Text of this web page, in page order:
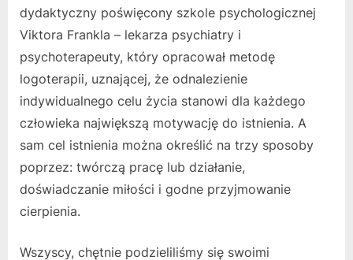
dydaktyczny poświęcony szkole psychologicznej
Viktora Frankla – lekarza psychiatry i
psychoterapeuty, który opracował metodę
logoterapii, uznającej, że odnalezienie
indywidualnego celu życia stanowi dla każdego
człowieka największą motywację do istnienia. A
sam cel istnienia można określić na trzy sposoby
poprzez: twórczą pracę lub działanie,
doświadczanie miłości i godne przyjmowanie
cierpienia.
Wszyscy, chętnie podzieliliśmy się swoimi